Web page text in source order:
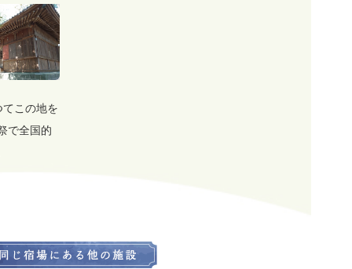
この地を
で全国的